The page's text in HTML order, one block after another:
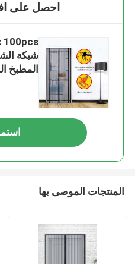
احصل على
شبكة
المطبخ
المنتجات الموصى بها